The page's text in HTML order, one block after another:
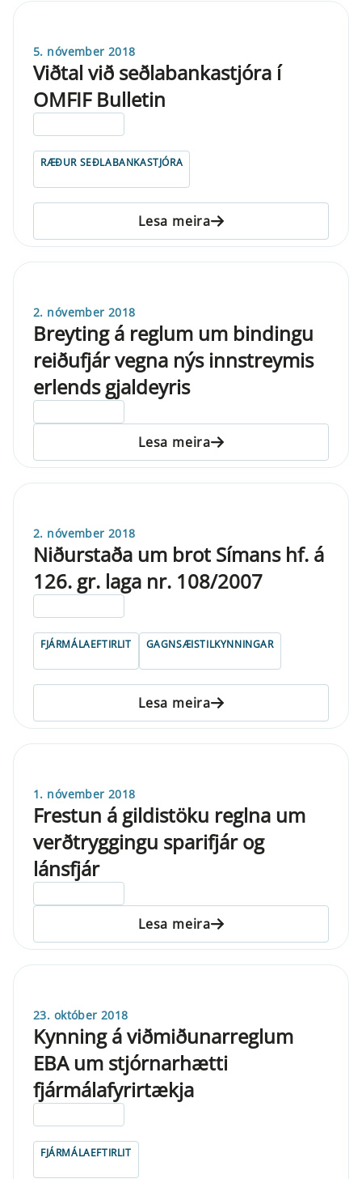
5. nóvember 2018
Viðtal við seðlabankastjóra í
OMFIF Bulletin
RÆÐUR SEÐLABANKASTJÓRA
Lesa meira
2. nóvember 2018
Breyting á reglum um bindingu
reiðufjár vegna nýs innstreymis
erlends gjaldeyris
Lesa meira
2. nóvember 2018
Niðurstaða um brot Símans hf. á
126. gr. laga nr. 108/2007
FJÁRMÁLAEFTIRLIT GAGNSÆISTILKYNNINGAR
Lesa meira
1. nóvember 2018
Frestun á gildistöku reglna um
verðtryggingu sparifjár og
lánsfjár
Lesa meira
23. október 2018
Kynning á viðmiðunarreglum
EBA um stjórnarhætti
fjármálafyrirtækja
FJÁRMÁLAEFTIRLIT